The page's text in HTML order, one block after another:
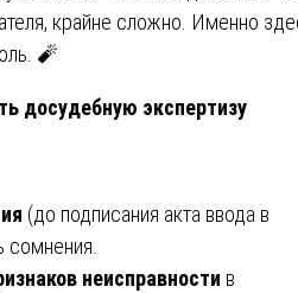
крайне сложно. Именно
🧨
досудебную экспертизу
(до подписания акта ввода в
сомнения.
неисправности в